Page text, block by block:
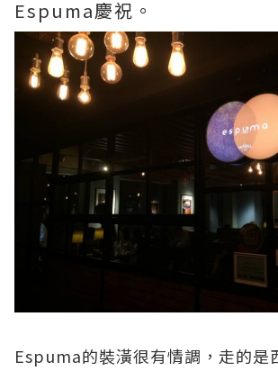
Espuma慶祝。
Espuma的裝潢很有情調，走的是